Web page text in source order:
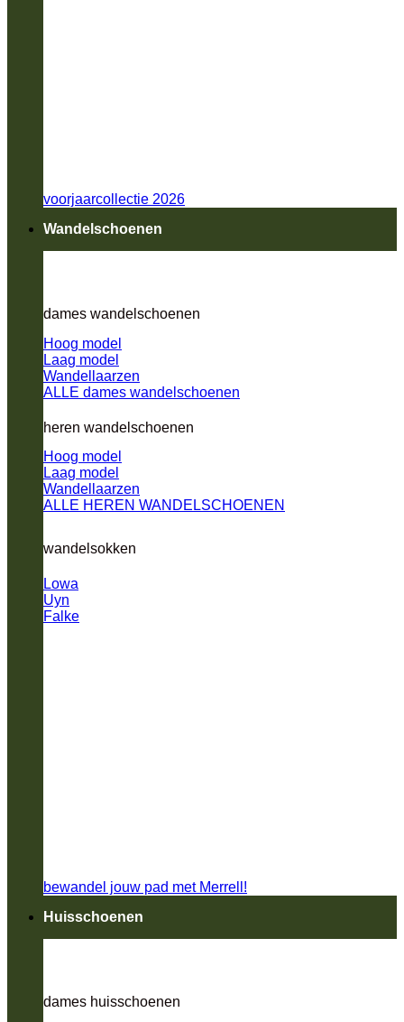
voorjaarcollectie 2026
Wandelschoenen
dames wandelschoenen
Hoog model
Laag model
Wandellaarzen
ALLE dames wandelschoenen
heren wandelschoenen
Hoog model
Laag model
Wandellaarzen
ALLE HEREN WANDELSCHOENEN
wandelsokken
Lowa
Uyn
Falke
bewandel jouw pad met Merrell!
Huisschoenen
dames huisschoenen